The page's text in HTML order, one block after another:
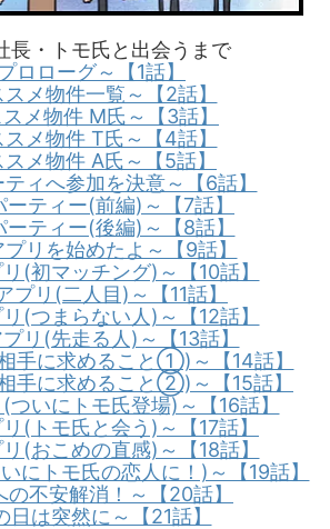
長・トモ氏と出会うまで
ロローグ～【1話】
スメ物件一覧～【2話】
メ物件 M氏～【3話】
スメ物件 T氏～【4話】
スメ物件 A氏～【5話】
ィへ参加を決意～【6話】
ーティー(前編)～【7話】
ーティー(後編)～【8話】
リを始めたよ～【9話】
(初マッチング)～【10話】
プリ(二人目)～【11話】
(つまらない人)～【12話】
リ(先走る人)～【13話】
手に求めること①)～【14話】
手に求めること②)～【15話】
ついにトモ氏登場)～【16話】
(トモ氏と会う)～【17話】
(おこめの直感)～【18話】
にトモ氏の恋人に！)～【19話】
の不安解消！～【20話】
日は突然に～【21話】